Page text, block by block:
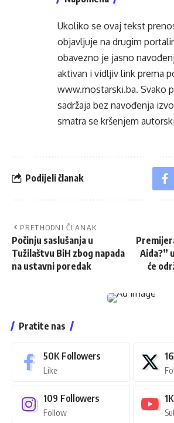
Ukoliko se ovaj tekst
objavljuje na drugim
obavezno je jasno
aktivan i vidljiv link prema
www.mostarski.ba. Svako
sadržaja bez navođenja
smatra se kršenjem
Podijeli članak
PRETHODNI ČLANAK
Počinju saslušanja u
Tužilaštvu BiH zbog napada
na ustavni poredak
Aida?”
će
Pratite nas
50K Followers
Like
109 Followers
Follow
1K